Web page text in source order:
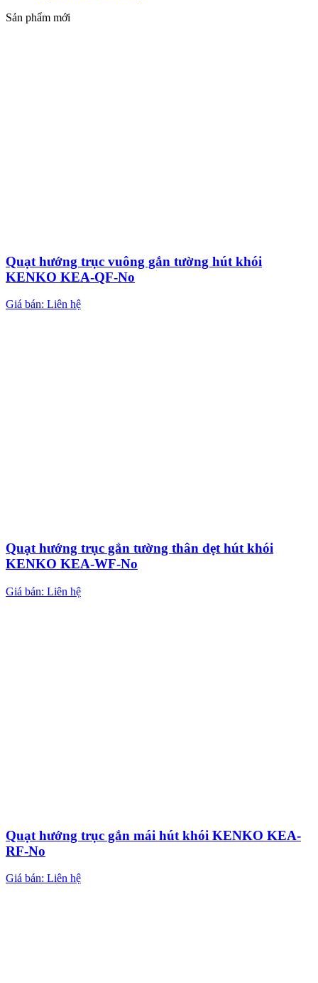
Sản phẩm mới
Quạt hướng trục vuông gắn tường hút khói
KENKO KEA-QF-No
Giá bán: Liên hệ
Quạt hướng trục gắn tường thân dẹt hút khói
KENKO KEA-WF-No
Giá bán: Liên hệ
Quạt hướng trục gắn mái hút khói KENKO KEA-
RF-No
Giá bán: Liên hệ